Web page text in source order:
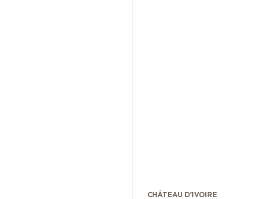
CHÂTEAU D'IVOIRE